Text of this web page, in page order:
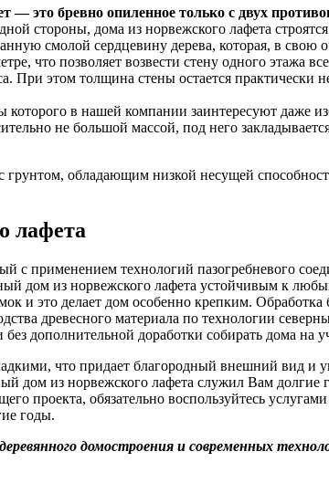
— это бревно опиленное только с двух
стороны, дома из норвежского лафета
смолой сердцевину дерева, которая, в
что позволяет возвести стену одного этажа
При этом толщина стены остается практически
в нашей компании заинтересуют даже
не большой массой, под него
грунтом, обладающим низкой несущей
лафета
с применением технологий пазогребневого
дом из норвежского лафета устойчивым к
и это делает дом особенно крепким. Обработка
древесного материала по технологии
дополнительной доработки собирать дома на
что придает благородный внешний вид
дом из норвежского лафета служил Вам
проекта, обязательно воспользуйтесь
годы.
домостроения и современных